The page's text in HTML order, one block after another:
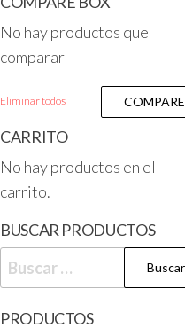
No hay productos que
comparar
Eliminar todos COMPARE
CARRITO
No hay productos en el
carrito.
BUSCAR PRODUCTOS
PRODUCTOS